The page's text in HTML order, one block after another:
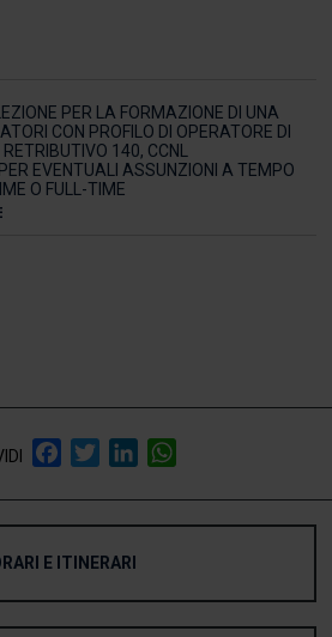
PER LA FORMAZIONE DI UNA
CON PROFILO DI OPERATORE DI
140, CCNL
EVENTUALI ASSUNZIONI A TEMPO
O FULL-TIME
FacebookTwitterLinkedIn
E ITINERARI